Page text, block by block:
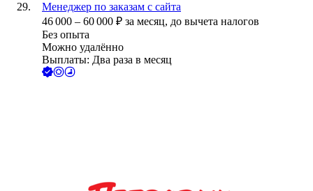
Менеджер по заказам с сайта
46 000 – 60 000 ₽ за месяц, до вычета налогов
Без опыта
Можно удалённо
Выплаты: Два раза в месяц